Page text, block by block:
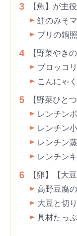
3
【魚】が主
鮭のみそ
ブリの鍋
4
【野菜やき
ブロッコ
こんにゃ
5
【野菜ひと
レンチン
レンチン
レンチン
レンチン
6
【卵】【大
高野豆腐
大豆と切
具材たっ